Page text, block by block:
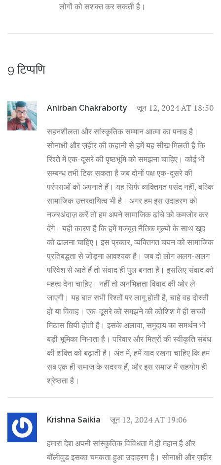
लोगों को सशक्त कर सकती है।
9 टिप्पणि
Anirban Chakraborty जून 12, 2024 AT 18:50
सहनशीलता और सांस्कृतिक सम्मान आत्मा का पनाह है।
सोनाक्षी और ज़हीर की कहानी से हमें यह सीख मिलती है कि
रिश्ते में एक-दूसरे की पृष्ठभूमि को समझना चाहिए। कोई भी
सम्बन्ध तभी टिक सकता है जब दोनों पक्ष एक-दूसरे की
परंपराओं को अपनाते हैं। यह सिर्फ व्यक्तिगत पसंद नहीं, बल्कि
सामाजिक उत्तरदायित्व भी है। अगर हम इस उदाहरण को
नजरअंदाज़ करें तो हम अपने सामाजिक ढांचे को कमजोर कर
देंगे। यही कारण है कि हमें मजबूत नैतिक मूल्यों के साथ खुद
को ढालना चाहिए। इस प्रकार, व्यक्तिगत चयन को सामाजिक
प्रतिबद्धता से जोड़ना आवश्यक है। जब दो लोग अलग-अलग
परिवेश से आते हैं तो संवाद ही पुल बनता है। इसलिए संवाद को
महत्व देना चाहिए। नहीं तो अनभिज्ञता विवाद की ओर ले
जाएगी। यह बात सभी रिश्तों पर लागू होती है, चाहे वह दोस्ती
हो या विवाह। एक-दूसरे को समझने की कोशिश में ही सच्ची
मिठास छिपी होती है। इसके अलावा, समुदाय का समर्थन भी
बड़ी भूमिका निभाता है। परिवार और मित्रों की स्वीकृति संबंध
की शक्ति को बढ़ाती है। अंत में, हमें याद रखना चाहिए कि हम
सब एक ही समाज के सदस्य हैं, और इस समाज में सहयोग ही
श्रेष्ठता है।
Krishna Saikia जून 12, 2024 AT 19:06
हमारा देश अपनी सांस्कृतिक विविधता में ही महान है और
बॉलीवुड इसका चमकता हुआ उदाहरण है। सोनाक्षी और ज़हीर